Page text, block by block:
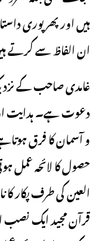
ہیں اور پھر پوری
ان الفاظ سے کرتے
غامدی صاحب کے
دعوت ہے۔ ہدایت
و آسمان کا فرق
حصول کا لائحہ
العین کی طرف پکار
قرآن مجید ایک نصب